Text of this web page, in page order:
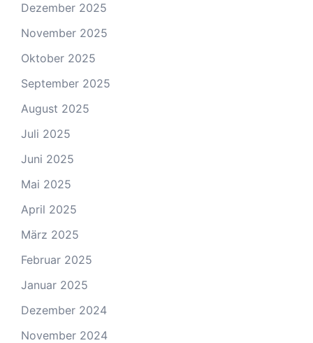
Dezember 2025
November 2025
Oktober 2025
September 2025
August 2025
Juli 2025
Juni 2025
Mai 2025
April 2025
März 2025
Februar 2025
Januar 2025
Dezember 2024
November 2024